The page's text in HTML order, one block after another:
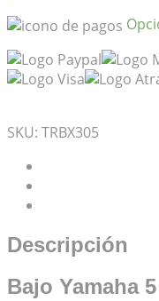
SKU: TRBX305
Descripción
Bajo Yamaha